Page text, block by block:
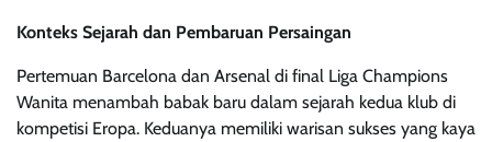
Konteks Sejarah dan Pembaruan Persaingan
Pertemuan Barcelona dan Arsenal di final Liga Champions
Wanita menambah babak baru dalam sejarah kedua klub di
kompetisi Eropa. Keduanya memiliki warisan sukses yang kaya